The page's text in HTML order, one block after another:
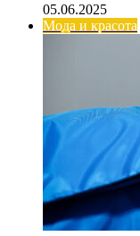
05.06.2025
Мода и красота